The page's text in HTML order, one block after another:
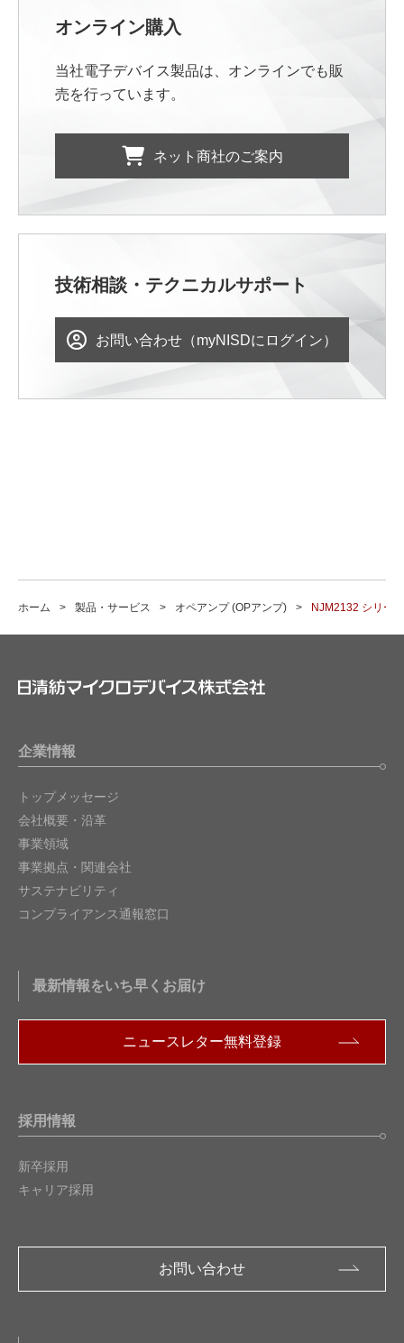
オンライン購入
当社電子デバイス製品は、オンラインでも販
売を行っています。
ネット商社のご案内
技術相談・テクニカルサポート
お問い合わせ（myNISDにログイン）
ホーム 製品・サービス オペアンプ (OPアンプ) NJM2132 シリーズ
企業情報
トップメッセージ
会社概要・沿革
事業領域
事業拠点・関連会社
サステナビリティ
コンプライアンス通報窓口
最新情報をいち早くお届け
ニュースレター無料登録
採用情報
新卒採用
キャリア採用
お問い合わせ